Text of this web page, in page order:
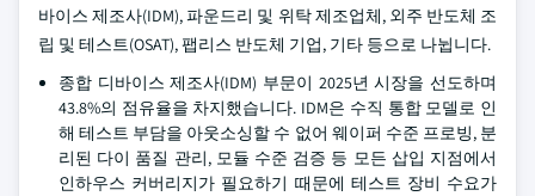
바이스 제조사(IDM), 파운드리 및 위탁 제조업체, 외주 반도체 조
립 및 테스트(OSAT), 팹리스 반도체 기업, 기타 등으로 나뉩니다.
종합 디바이스 제조사(IDM) 부문이 2025년 시장을 선도하며
43.8%의 점유율을 차지했습니다. IDM은 수직 통합 모델로 인
해 테스트 부담을 아웃소싱할 수 없어 웨이퍼 수준 프로빙, 분
리된 다이 품질 관리, 모듈 수준 검증 등 모든 삽입 지점에서
인하우스 커버리지가 필요하기 때문에 테스트 장비 수요가